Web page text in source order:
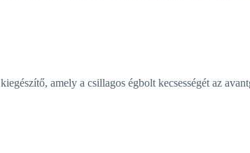
amely a csillagos égbolt kecsességét az